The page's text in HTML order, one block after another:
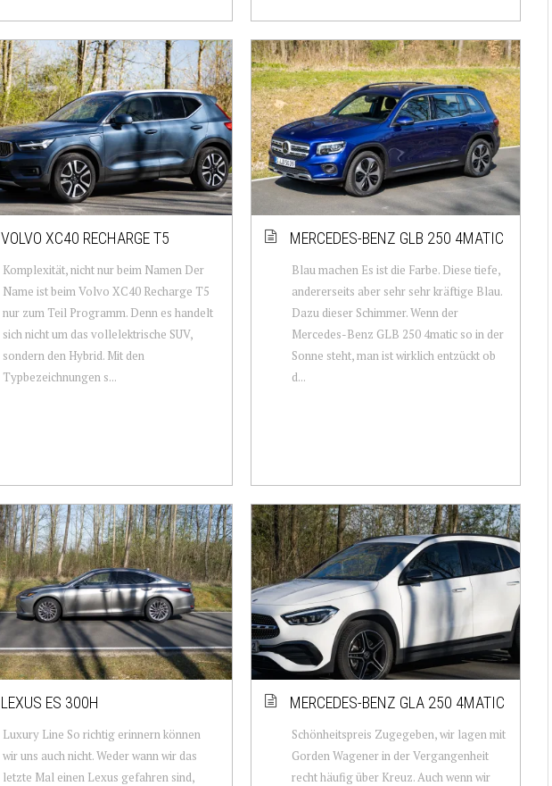
VOLVO XC40 RECHARGE T5
Komplexität, nicht nur beim Namen Der
Name ist beim Volvo XC40 Recharge T5
nur zum Teil Programm. Denn es handelt
sich nicht um das vollelektrische SUV,
sondern den Hybrid. Mit den
Typbezeichnungen s...
MERCEDES-BENZ GLB 250 4MATIC
Blau machen Es ist die Farbe. Diese tiefe,
andererseits aber sehr sehr kräftige Blau.
Dazu dieser Schimmer. Wenn der
Mercedes-Benz GLB 250 4matic so in der
Sonne steht, man ist wirklich entzückt ob
d...
LEXUS ES 300H
Luxury Line So richtig erinnern können
wir uns auch nicht. Weder wann wir das
letzte Mal einen Lexus gefahren sind,
MERCEDES-BENZ GLA 250 4MATIC
Schönheitspreis Zugegeben, wir lagen mit
Gorden Wagener in der Vergangenheit
recht häufig über Kreuz. Auch wenn wir